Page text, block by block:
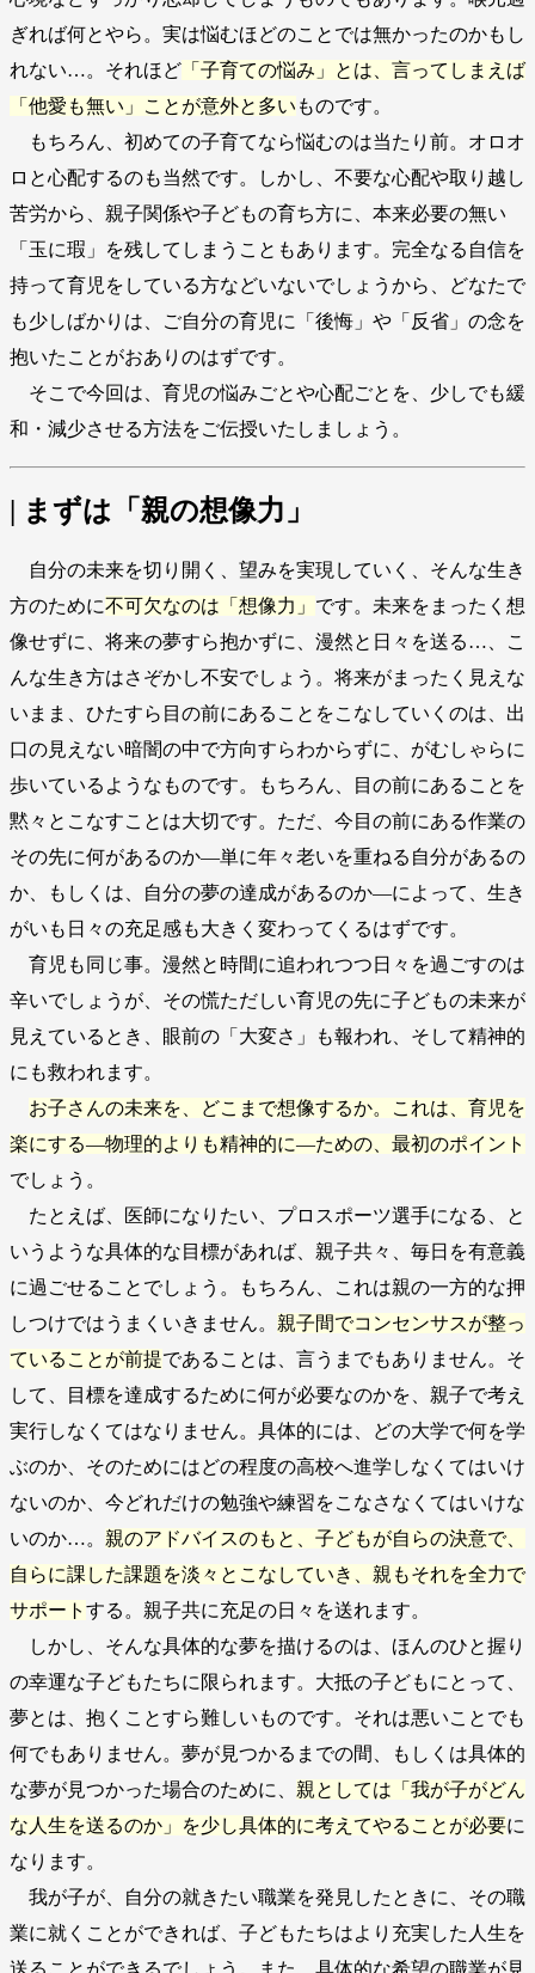
ぎれば何とやら。実は悩むほどのことでは無かったのかもし
れない…。それほど 「子育ての悩み」とは、言ってしまえば
「他愛も無い」ことが意外と多い ものです。
もちろん、初めての子育てなら悩むのは当たり前。オロオ
ロと心配するのも当然です。しかし、不要な心配や取り越し
苦労から、親子関係や子どもの育ち方に、本来必要の無い
「玉に瑕」を残してしまうこともあります。完全なる自信を
持って育児をしている方などいないでしょうから、どなたで
も少しばかりは、ご自分の育児に「後悔」や「反省」の念を
抱いたことがおありのはずです。
そこで今回は、育児の悩みごとや心配ごとを、少しでも緩
和・減少させる方法をご伝授いたしましょう。
| まずは「親の想像力」
自分の未来を切り開く、望みを実現していく、そんな生き
方のために不可欠なのは「想像力」 です。未来をまったく想
像せずに、将来の夢すら抱かずに、漫然と日々を送る…、こ
んな生き方はさぞかし不安でしょう。将来がまったく見えな
いまま、ひたすら目の前にあることをこなしていくのは、出
口の見えない暗闇の中で方向すらわからずに、がむしゃらに
歩いているようなものです。もちろん、目の前にあることを
黙々とこなすことは大切です。ただ、今目の前にある作業の
その先に何があるのか―単に年々老いを重ねる自分があるの
か、もしくは、自分の夢の達成があるのか―によって、生き
がいも日々の充足感も大きく変わってくるはずです。
育児も同じ事。漫然と時間に追われつつ日々を過ごすのは
辛いでしょうが、その慌ただしい育児の先に子どもの未来が
見えているとき、眼前の「大変さ」も報われ、そして精神的
にも救われます。
お子さんの未来を、どこまで想像するか。これは、育児を
楽にする―物理的よりも精神的に―ための、最初のポイント
でしょう。
たとえば、医師になりたい、プロスポーツ選手になる、と
いうような具体的な目標があれば、親子共々、毎日を有意義
に過ごせることでしょう。もちろん、これは親の一方的な押
しつけではうまくいきません。 親子間でコンセンサスが整っ
ていることが前提であることは、言うまでもありません。そ
して、目標を達成するために何が必要なのかを、親子で考え
実行しなくてはなりません。具体的には、どの大学で何を学
ぶのか、そのためにはどの程度の高校へ進学しなくてはいけ
ないのか、今どれだけの勉強や練習をこなさなくてはいけな
いのか…。 親のアドバイスのもと、子どもが自らの決意で、
自らに課した課題を淡々とこなしていき、親もそれを全力で
サポート する。親子共に充足の日々を送れます。
しかし、そんな具体的な夢を描けるのは、ほんのひと握り
の幸運な子どもたちに限られます。大抵の子どもにとって、
夢とは、抱くことすら難しいものです。それは悪いことでも
何でもありません。夢が見つかるまでの間、もしくは具体的
な夢が見つかった場合のために、 親としては「我が子がどん
な人生を送るのか」を少し具体的に考えてやることが必要に
なります。
我が子が、自分の就きたい職業を発見したときに、その職
業に就くことができれば、子どもたちはより充実した人生を
送ることができるでしょう。また、具体的な希望の職業が見